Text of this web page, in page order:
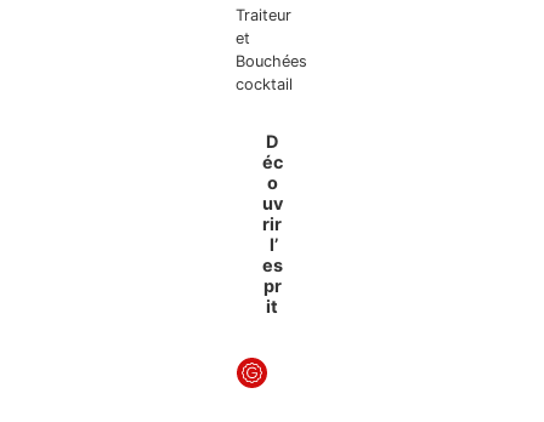
Traiteur
et
Bouchées
cocktail
D
éc
o
uv
rir
l’
es
pr
it